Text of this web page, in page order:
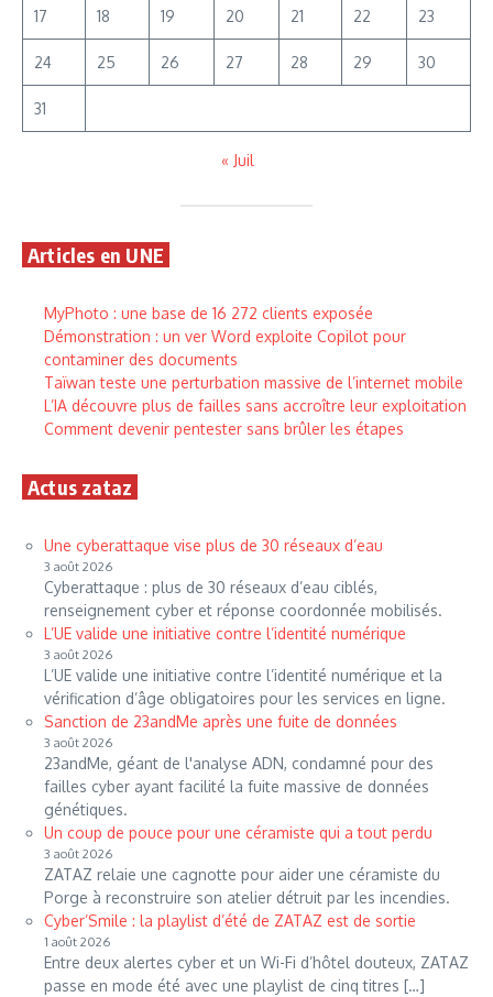
17 18 19 20 21 22 23
24 25 26 27 28 29 30
31
« Juil
Articles en UNE
MyPhoto : une base de 16 272 clients exposée
Démonstration : un ver Word exploite Copilot pour
contaminer des documents
Taïwan teste une perturbation massive de l’internet mobile
L’IA découvre plus de failles sans accroître leur exploitation
Comment devenir pentester sans brûler les étapes
Actus zataz
Une cyberattaque vise plus de 30 réseaux d’eau
3 août 2026
Cyberattaque : plus de 30 réseaux d’eau ciblés,
renseignement cyber et réponse coordonnée mobilisés.
L’UE valide une initiative contre l’identité numérique
3 août 2026
L’UE valide une initiative contre l’identité numérique et la
vérification d’âge obligatoires pour les services en ligne.
Sanction de 23andMe après une fuite de données
3 août 2026
23andMe, géant de l'analyse ADN, condamné pour des
failles cyber ayant facilité la fuite massive de données
génétiques.
Un coup de pouce pour une céramiste qui a tout perdu
3 août 2026
ZATAZ relaie une cagnotte pour aider une céramiste du
Porge à reconstruire son atelier détruit par les incendies.
Cyber’Smile : la playlist d’été de ZATAZ est de sortie
1 août 2026
Entre deux alertes cyber et un Wi-Fi d’hôtel douteux, ZATAZ
passe en mode été avec une playlist de cinq titres […]